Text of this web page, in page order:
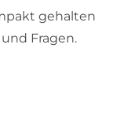
gehalten
Fragen.